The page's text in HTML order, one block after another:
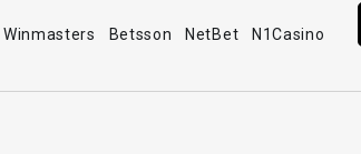
Winmasters Betsson NetBet N1Casino